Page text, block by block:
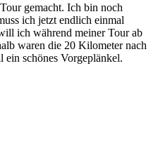
gemacht. Ich bin noch
ich jetzt endlich einmal
ich während meiner Tour ab
waren die 20 Kilometer nach
ein schönes Vorgeplänkel.